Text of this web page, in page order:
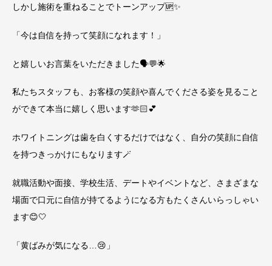
しかし施術を重ねることでトーンアップ🆙✨️
「今は自信を持って笑顔になれます！」
と嬉しいお言葉をいただきました🗣︎💬🌟
私たちスタッフも、お客様の笑顔や喜んでくださる姿を見ること
ができて本当に嬉しく思います🫶🏻💕
ホワイトニングは歯を白くするだけではなく、自分の笑顔に自信
を持つきっかけにもなります🪄
就職活動や面接、学校生活、デートやイベントなど、さまざまな
場面で口元に自信が持てるようになる方もたくさんいらっしゃい
ます😊🤍
「黄ばみが気になる…😢」